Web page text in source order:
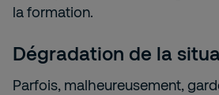
la formation.
Dégradation de la
Parfois, malheureusement,